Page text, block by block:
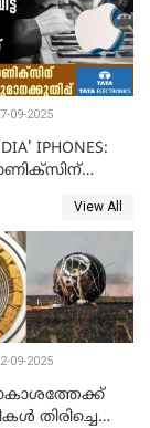
09-2025
IPHONES:
View All
09-2025
തിരിച്ചെത്തി;